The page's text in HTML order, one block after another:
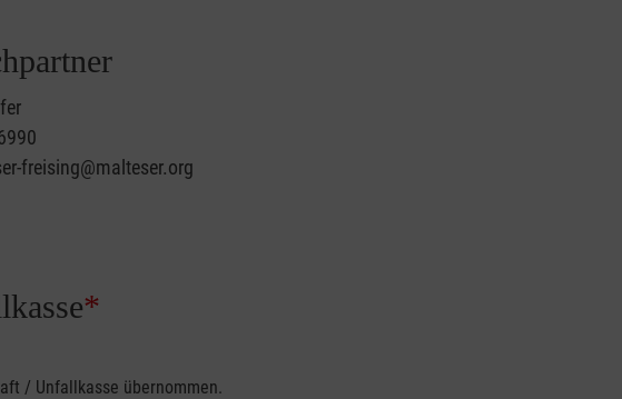
freising@malteser.org
*
/ Unfallkasse übernommen.